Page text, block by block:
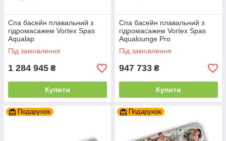
Спа басейн плавальний з
гідромасажем Vortex Spas
Aqualap
Під замовлення
1 284 945 ₴
Купити
Спа басейн плавальний з
гідромасажем Vortex Spas
Aqualounge Pro
Під замовлення
947 733 ₴
Купити
Подарунок Подарунок